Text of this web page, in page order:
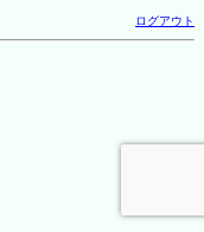
ログアウト